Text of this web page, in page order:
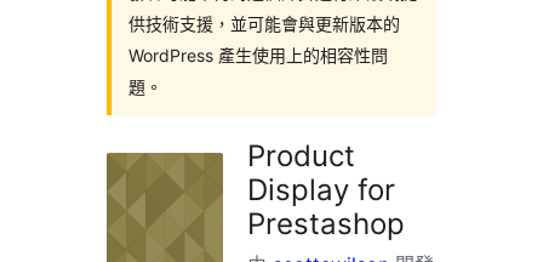
供技術支援，並可能會與更新版本的
WordPress 產生使用上的相容性問
題。
Product
Display for
Prestashop